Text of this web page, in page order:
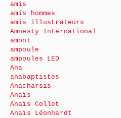
amis
amis hommes
amis illustrateurs
Amnesty International
amont
ampoule
ampoules LED
Ana
anabaptistes
Anacharsis
Anaïs
Anaïs Collet
Anaïs Léonhardt